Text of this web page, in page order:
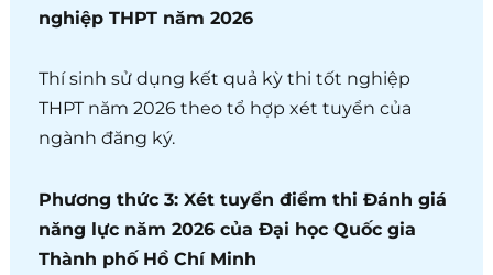
nghiệp THPT năm 2026
Thí sinh sử dụng kết quả kỳ thi tốt nghiệp
THPT năm 2026 theo tổ hợp xét tuyển của
ngành đăng ký.
Phương thức 3: Xét tuyển điểm thi Đánh giá
năng lực năm 2026 của Đại học Quốc gia
Thành phố Hồ Chí Minh